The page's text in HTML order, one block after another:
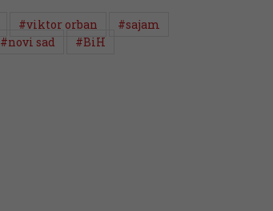
#viktor orban
#sajam
#novi sad #BiH